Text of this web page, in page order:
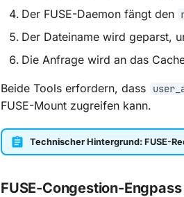
Der FUSE-Daemon fängt den
Der Dateiname wird geparst,
Die Anfrage wird an das
Beide Tools erfordern, dass
FUSE-Mount zugreifen kann.
Technischer Hintergrund: FUSE-
FUSE-Congestion-Engpass